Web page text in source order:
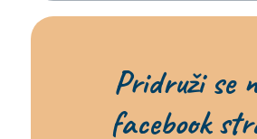
Pridruži se
facebook